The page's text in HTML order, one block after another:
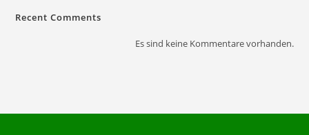
Recent Comments
Es sind keine Kommentare vorhanden.